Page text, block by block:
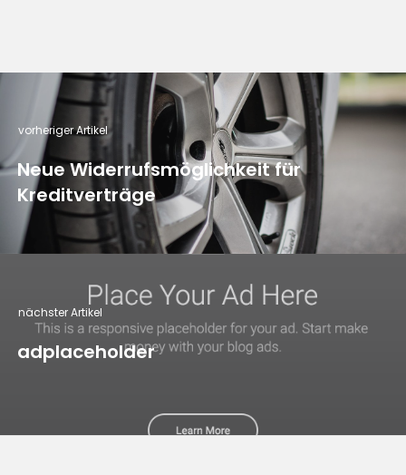
vorheriger Artikel
Neue Widerrufsmöglichkeit für
Kreditverträge
nächster Artikel
adplaceholder